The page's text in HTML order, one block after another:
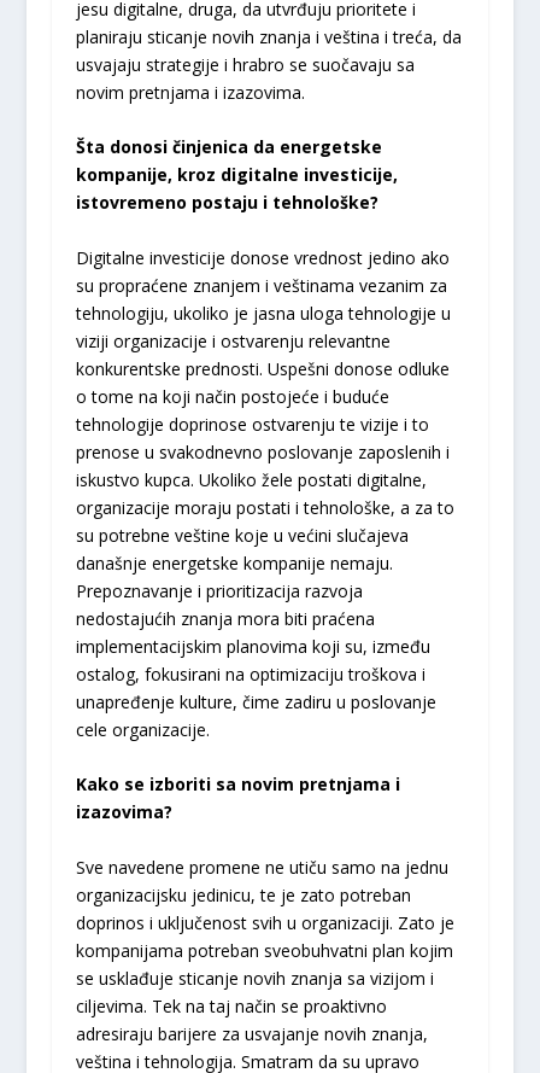
jesu digitalne, druga, da utvrđuju prioritete i
planiraju sticanje novih znanja i veština i treća, da
usvajaju strategije i hrabro se suočavaju sa
novim pretnjama i izazovima.
Šta donosi činjenica da energetske
kompanije, kroz digitalne investicije,
istovremeno postaju i tehnološke?
Digitalne investicije donose vrednost jedino ako
su propraćene znanjem i veštinama vezanim za
tehnologiju, ukoliko je jasna uloga tehnologije u
viziji organizacije i ostvarenju relevantne
konkurentske prednosti. Uspešni donose odluke
o tome na koji način postojeće i buduće
tehnologije doprinose ostvarenju te vizije i to
prenose u svakodnevno poslovanje zaposlenih i
iskustvo kupca. Ukoliko žele postati digitalne,
organizacije moraju postati i tehnološke, a za to
su potrebne veštine koje u većini slučajeva
današnje energetske kompanije nemaju.
Prepoznavanje i prioritizacija razvoja
nedostajućih znanja mora biti praćena
implementacijskim planovima koji su, između
ostalog, fokusirani na optimizaciju troškova i
unapređenje kulture, čime zadiru u poslovanje
cele organizacije.
Kako se izboriti sa novim pretnjama i
izazovima?
Sve navedene promene ne utiču samo na jednu
organizacijsku jedinicu, te je zato potreban
doprinos i uključenost svih u organizaciji. Zato je
kompanijama potreban sveobuhvatni plan kojim
se usklađuje sticanje novih znanja sa vizijom i
ciljevima. Tek na taj način se proaktivno
adresiraju barijere za usvajanje novih znanja,
veština i tehnologija. Smatram da su upravo